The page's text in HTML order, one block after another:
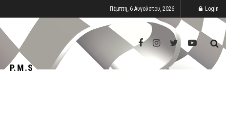
Πέμπτη, 6 Αυγούστου, 2026 Login
P.M.S